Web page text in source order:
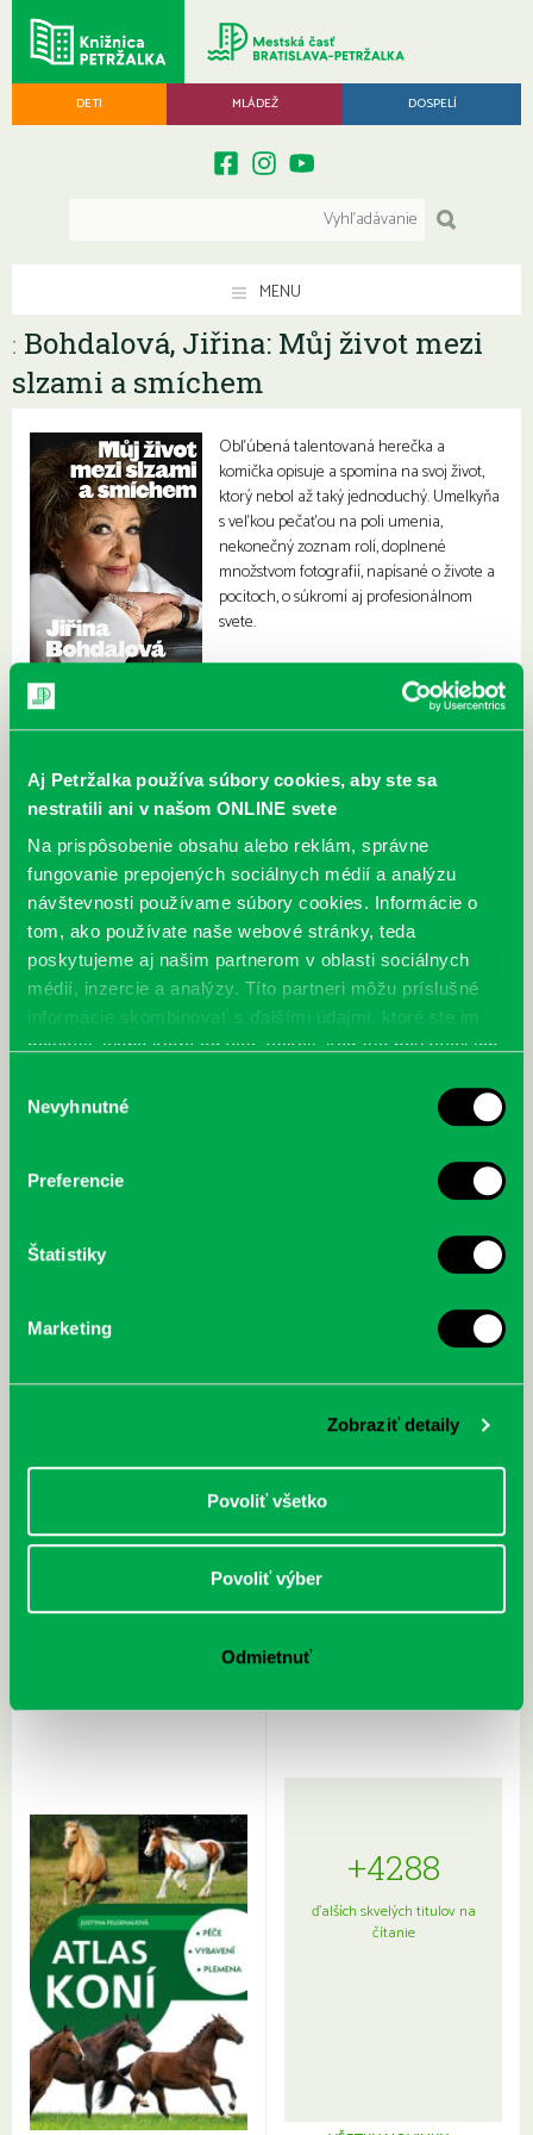
Aj Petržalka používa súbory cookies, aby ste sa
nestratili ani v našom ONLINE svete
Na prispôsobenie obsahu alebo reklám, správne
fungovanie prepojených sociálnych médií a analýzu
návštevnosti používame súbory cookies. Informácie o
tom, ako používate naše webové stránky, teda
poskytujeme aj našim partnerom v oblasti sociálnych
médií, inzercie a analýzy. Títo partneri môžu príslušné
informácie skombinovať s ďalšími údajmi, ktoré ste im
poskytli, alebo ktoré od vás získali, keď ste používali ich
súhlasu
Nevyhnutné
Preferencie
Štatistiky
Marketing
Zobraziť detaily
Povoliť všetko
Povoliť výber
Odmietnuť
DETI MLÁDEŽ DOSPELÍ
MENU
: Bohdalová, Jiřina: Můj život mezi
slzami a smíchem
Obľúbená talentovaná herečka a
komička opisuje a spomína na svoj život,
ktorý nebol až taký jednoduchý. Umelkyňa
s veľkou pečaťou na poli umenia,
nekonečný zoznam rolí, doplnené
množstvom fotografií, napísané o živote a
pocitoch, o súkromí aj profesionálnom
svete.
McGrath, Andy: Tadej Pogačar:
cyklistu modernej doby:
nezastaviteľný
Sprievodca po hviezdnej oblohe
kompletný sprievodca
+4288
ďalších skvelých titulov na
čítanie